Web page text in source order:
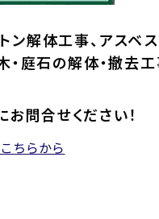
解体工事、アスベス
・庭石の解体・撤去工
問合せください！
ちらから